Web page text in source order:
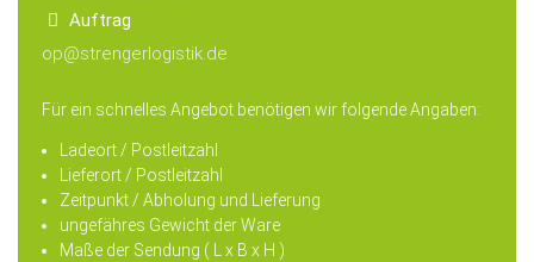
Auftrag
op@strengerlogistik.de
Für ein schnelles Angebot benötigen wir folgende Angaben:
Ladeort / Postleitzahl
Lieferort / Postleitzahl
Zeitpunkt / Abholung und Lieferung
ungefähres Gewicht der Ware
Maße der Sendung ( L x B x H )